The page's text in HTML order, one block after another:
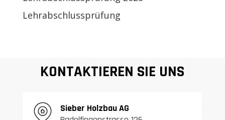
Lehrabschlussprüfung
KONTAKTIEREN SIE UNS
Sieber Holzbau AG